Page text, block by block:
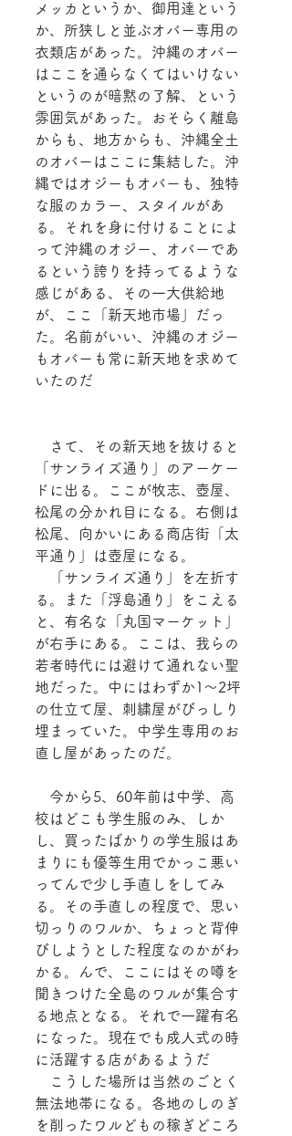
メッカというか、御用達という
か、所狭しと並ぶオバー専用の
衣類店があった。沖縄のオバー
はここを通らなくてはいけない
というのが暗黙の了解、という
雰囲気があった。おそらく離島
からも、地方からも、沖縄全土
のオバーはここに集結した。沖
縄ではオジーもオバーも、独特
な服のカラー、スタイルがあ
る。それを身に付けることによ
って沖縄のオジー、オバーであ
るという誇りを持ってるような
感じがある、その一大供給地
が、ここ「新天地市場」だっ
た。名前がいい、沖縄のオジー
もオバーも常に新天地を求めて
いたのだ
さて、その新天地を抜けると
「サンライズ通り」のアーケー
ドに出る。ここが牧志、壺屋、
松尾の分かれ目になる。右側は
松尾、向かいにある商店街「太
平通り」は壺屋になる。
「サンライズ通り」を左折す
る。また「浮島通り」をこえる
と、有名な「丸国マーケット」
が右手にある。ここは、我らの
若者時代には避けて通れない聖
地だった。中にはわずか1～2坪
の仕立て屋、刺繍屋がびっしり
埋まっていた。中学生専用のお
直し屋があったのだ。
今から5、60年前は中学、高
校はどこも学生服のみ、しか
し、買ったばかりの学生服はあ
まりにも優等生用でかっこ悪い
ってんで少し手直しをしてみ
る。その手直しの程度で、思い
切っりのワルか、ちょっと背伸
びしようとした程度なのかがわ
かる。んで、ここにはその噂を
聞きつけた全島のワルが集合す
る地点となる。それで一躍有名
になった。現在でも成人式の時
に活躍する店があるようだ
こうした場所は当然のごとく
無法地帯になる。各地のしのぎ
を削ったワルどもの稼ぎどころ